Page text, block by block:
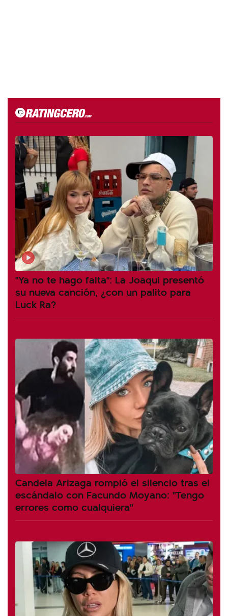
"Ya no te hago falta": La Joaqui presentó
su nueva canción, ¿con un palito para
Luck Ra?
Candela Arizaga rompió el silencio tras el
escándalo con Facundo Moyano: "Tengo
errores como cualquiera"